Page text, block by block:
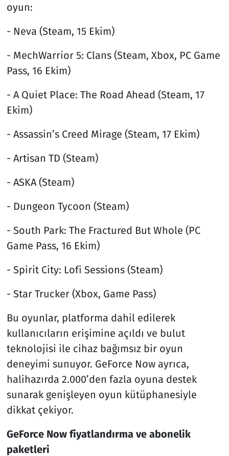
oyun:
- Neva (Steam, 15 Ekim)
- MechWarrior 5: Clans (Steam, Xbox, PC Game
Pass, 16 Ekim)
- A Quiet Place: The Road Ahead (Steam, 17
Ekim)
- Assassin’s Creed Mirage (Steam, 17 Ekim)
- Artisan TD (Steam)
- ASKA (Steam)
- Dungeon Tycoon (Steam)
- South Park: The Fractured But Whole (PC
Game Pass, 16 Ekim)
- Spirit City: Lofi Sessions (Steam)
- Star Trucker (Xbox, Game Pass)
Bu oyunlar, platforma dahil edilerek
kullanıcıların erişimine açıldı ve bulut
teknolojisi ile cihaz bağımsız bir oyun
deneyimi sunuyor. GeForce Now ayrıca,
halihazırda 2.000’den fazla oyuna destek
sunarak genişleyen oyun kütüphanesiyle
dikkat çekiyor.
GeForce Now fiyatlandırma ve abonelik
paketleri